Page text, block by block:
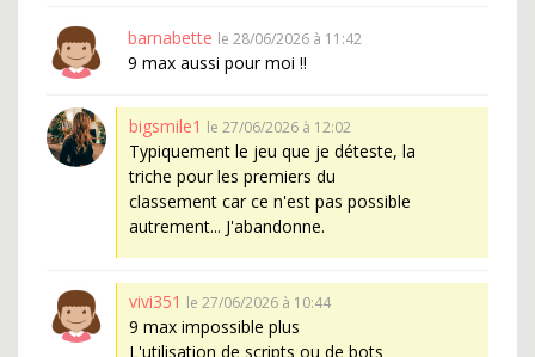
barnabette le 28/06/2026 à 11:42
9 max aussi pour moi !!
bigsmile1 le 27/06/2026 à 12:02
Typiquement le jeu que je déteste, la
triche pour les premiers du
classement car ce n'est pas possible
autrement... J'abandonne.
vivi351 le 27/06/2026 à 10:44
9 max impossible plus
L'utilisation de scripts ou de bots